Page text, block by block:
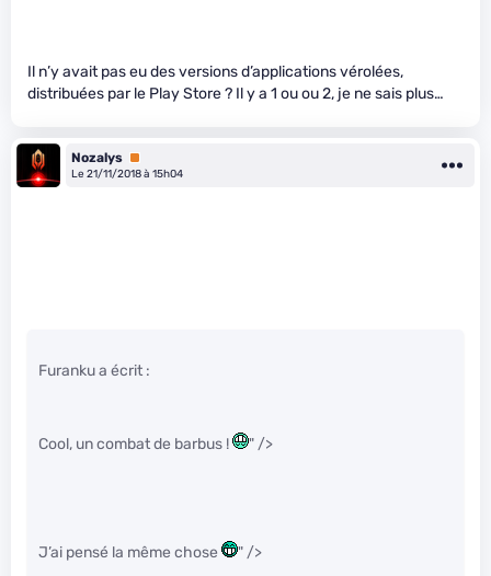
Il n’y avait pas eu des versions d’applications vérolées,
distribuées par le Play Store ? Il y a 1 ou ou 2, je ne sais plus…
Nozalys Premium
Le 21/11/2018 à 15h04
Furanku a écrit :
Cool, un combat de barbus ! " />
J’ai pensé la même chose
" />